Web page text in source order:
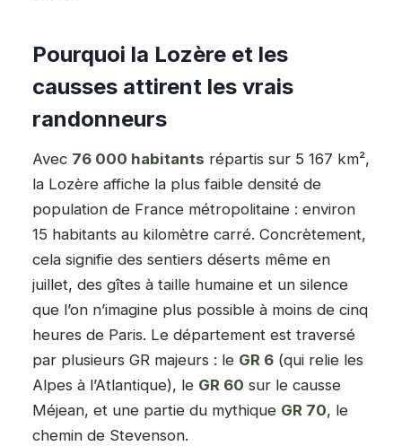
Pourquoi la Lozère et les
causses attirent les vrais
randonneurs
Avec 76 000 habitants répartis sur 5 167 km²,
la Lozère affiche la plus faible densité de
population de France métropolitaine : environ
15 habitants au kilomètre carré. Concrètement,
cela signifie des sentiers déserts même en
juillet, des gîtes à taille humaine et un silence
que l’on n’imagine plus possible à moins de cinq
heures de Paris. Le département est traversé
par plusieurs GR majeurs : le GR 6 (qui relie les
Alpes à l’Atlantique), le GR 60 sur le causse
Méjean, et une partie du mythique GR 70, le
chemin de Stevenson.